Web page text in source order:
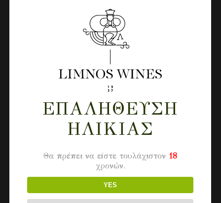
ΜΕΛΊΧΛΩΡΟ ΘΥΜΆΡΙ-ΡΊΓΑΝΙ
8.20€
ΕΠΑΛΉΘΕΥΣΗ
ΗΛΙΚΊΑΣ
Θα πρέπει να είστε τουλάχιστον 18
χρονών.
YES